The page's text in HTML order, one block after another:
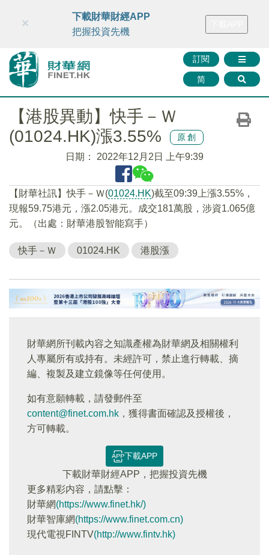
財華智庫網 FINTV FINMETA 財華證券 媒體矩陣
訂閱
简
×
下載財華財經APP
把握投資先機
【港股異動】快手－Ｗ
(01024.HK)漲3.55%
原創
日期： 2022年12月2日 上午9:39
【財華社訊】快手－Ｗ(01024.HK)截至09:39上漲3.55%，
現報59.75港元，漲2.05港元。成交181萬股，涉資1.065億
元。（出處：財華港股智能寫手）
快手－Ｗ 01024.HK 港股漲
財華網所刊載內容之知識產權為財華網及相關權利
人專屬所有或持有。未經許可，禁止進行轉載、摘
編、複製及建立鏡像等任何使用。
如有意願轉載，請發郵件至
content@finet.com.hk ，獲得書面確認及授權後，
方可轉載。
下載APP
下載財華財經APP，把握投資先機
更多精彩内容，請點擊：
財華網(https://www.finet.hk/)
財華智庫網(https://www.finet.com.cn)
現代電視FINTV(http://www.fintv.hk)